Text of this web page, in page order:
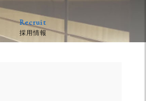
Recruit
採用情報